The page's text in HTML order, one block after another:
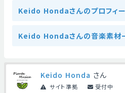
Keido Hondaさんのプロフィ
Keido Hondaさんの音楽素材
Keido Honda さん
サイト準拠 受付中